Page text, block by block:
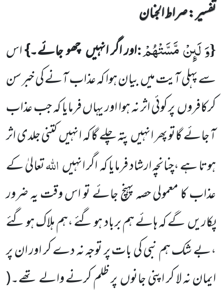
تفسیر : ‎صراط الجنان
{وَ لَىٕنْ مَّسَّتْهُمْ:اور اگر انہیںچھو جائے۔}اس
سے پہلی آیت میںبیان ہوا کہ عذاب آنے کی خبر سن
کرکافروںپر کوئی اثر نہ ہوا اور یہاں فرمایا کہ جب عذاب
آ جائے گاتو پھر انہیںپتہ چلے گا کہ انہیںکتنی جلدی اثر
ہوتا ہے ،چنانچہ ارشاد فرمایاکہاگر انہیںاللہتعالیٰ کے
عذابکا معمولی حصہ پہنچ جائے تو اس وقت یہ ضرور
پکاریںگے کہ ہائے ہم برباد ہو گئے ،ہم ہلاکہو گئے
،بے شک ہم نبی کی بات پر توجہ نہ دے کر اور ان پر
ایمان نہ لا کر اپنی جانوںپر ظلم کرنے والے تھے۔(